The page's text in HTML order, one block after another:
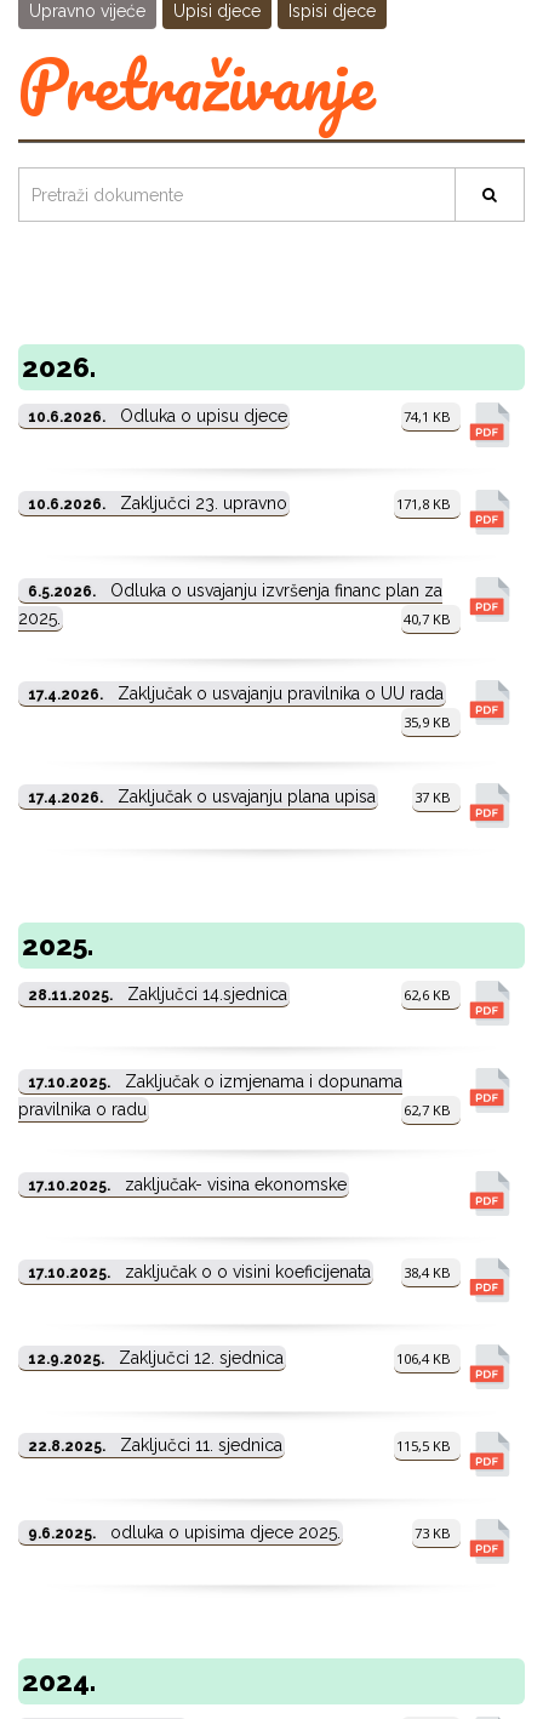
Upravno vijeće Upisi djece Ispisi djece
Pretraživanje
2026.
10.6.2026. Odluka o upisu djece 74,1 KB
10.6.2026. Zaključci 23. upravno 171,8 KB
6.5.2026.
Odluka o usvajanju izvršenja financ plan za
2025.
40,7 KB
17.4.2026. Zaključak o usvajanju pravilnika o UU rada
35,9 KB
17.4.2026. Zaključak o usvajanju plana upisa 37 KB
2025.
28.11.2025. Zaključci 14.sjednica 62,6 KB
17.10.2025.
Zaključak o izmjenama i dopunama
pravilnika o radu
62,7 KB
17.10.2025. zaključak- visina ekonomske
17.10.2025. zaključak o o visini koeficijenata 38,4 KB
12.9.2025. Zaključci 12. sjednica 106,4 KB
22.8.2025. Zaključci 11. sjednica 115,5 KB
9.6.2025. odluka o upisima djece 2025. 73 KB
2024.